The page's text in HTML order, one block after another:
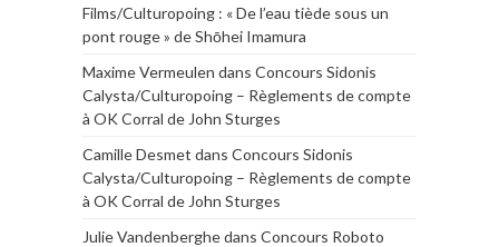
Films/Culturopoing : « De l’eau tiède sous un
pont rouge » de Shōhei Imamura
Maxime Vermeulen dans Concours Sidonis
Calysta/Culturopoing – Règlements de compte
à OK Corral de John Sturges
Camille Desmet dans Concours Sidonis
Calysta/Culturopoing – Règlements de compte
à OK Corral de John Sturges
Julie Vandenberghedans Concours Roboto